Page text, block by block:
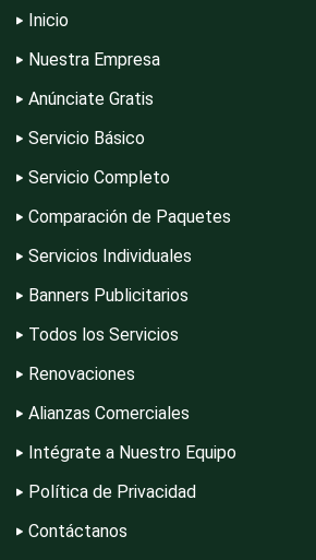
Construcciones en General
Contadores
Control de Plagas
Conversiones Automotrices
Copiadoras
Inicio
Nuestra Empresa
Anúnciate Gratis
Servicio Básico
Servicio Completo
Comparación de Paquetes
Servicios Individuales
Banners Publicitarios
Todos los Servicios
Renovaciones
Alianzas Comerciales
Intégrate a Nuestro Equipo
Política de Privacidad
Contáctanos